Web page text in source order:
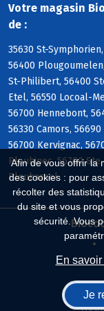
Afin de vous offrir la
des cookies : pour
récolter des
du site et vous
sécurité. Vous
En
Je
Votre magasin
de :
35630 St-
56400
St-Philibert, 56400
Etel, 56550 Locoal-
56700 Hennebont,
56330 Camors,
56700 Kervignac,
Plouhinec, 56700
Plouharnel